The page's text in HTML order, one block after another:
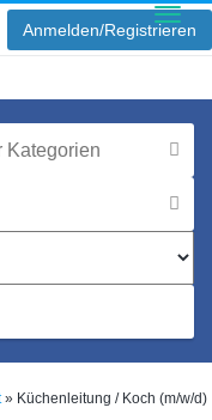
Anmelden/Registrieren
» Küchenleitung / Koch (m/w/d)